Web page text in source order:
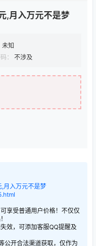
,月入万元不是梦
未知
： 不涉及
月入万元不是梦
享受普通用户价格！不仅仅
效，可添加客服QQ提醒及
公开合法渠道获取，仅作为